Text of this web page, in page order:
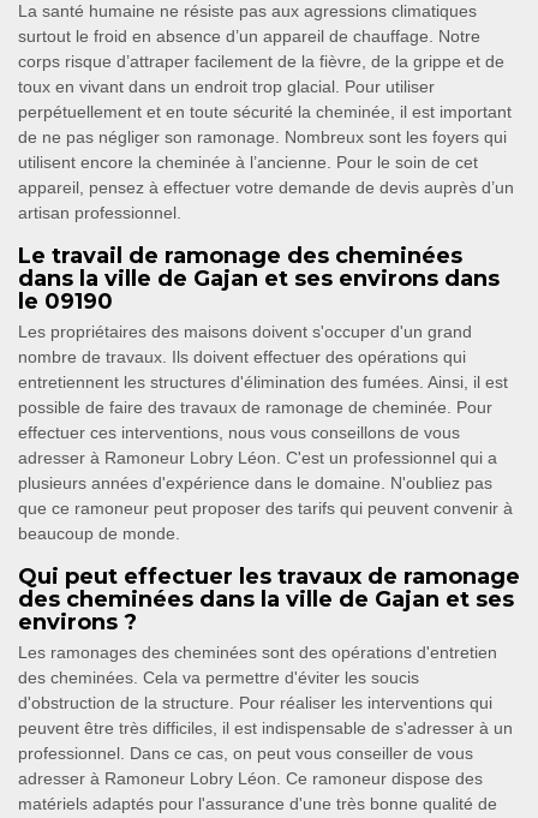
La santé humaine ne résiste pas aux agressions climatiques
surtout le froid en absence d’un appareil de chauffage. Notre
corps risque d’attraper facilement de la fièvre, de la grippe et de
toux en vivant dans un endroit trop glacial. Pour utiliser
perpétuellement et en toute sécurité la cheminée, il est important
de ne pas négliger son ramonage. Nombreux sont les foyers qui
utilisent encore la cheminée à l’ancienne. Pour le soin de cet
appareil, pensez à effectuer votre demande de devis auprès d’un
artisan professionnel.
Le travail de ramonage des cheminées
dans la ville de Gajan et ses environs dans
le 09190
Les propriétaires des maisons doivent s'occuper d'un grand
nombre de travaux. Ils doivent effectuer des opérations qui
entretiennent les structures d'élimination des fumées. Ainsi, il est
possible de faire des travaux de ramonage de cheminée. Pour
effectuer ces interventions, nous vous conseillons de vous
adresser à Ramoneur Lobry Léon. C'est un professionnel qui a
plusieurs années d'expérience dans le domaine. N'oubliez pas
que ce ramoneur peut proposer des tarifs qui peuvent convenir à
beaucoup de monde.
Qui peut effectuer les travaux de ramonage
des cheminées dans la ville de Gajan et ses
environs ?
Les ramonages des cheminées sont des opérations d'entretien
des cheminées. Cela va permettre d'éviter les soucis
d'obstruction de la structure. Pour réaliser les interventions qui
peuvent être très difficiles, il est indispensable de s'adresser à un
professionnel. Dans ce cas, on peut vous conseiller de vous
adresser à Ramoneur Lobry Léon. Ce ramoneur dispose des
matériels adaptés pour l'assurance d'une très bonne qualité de